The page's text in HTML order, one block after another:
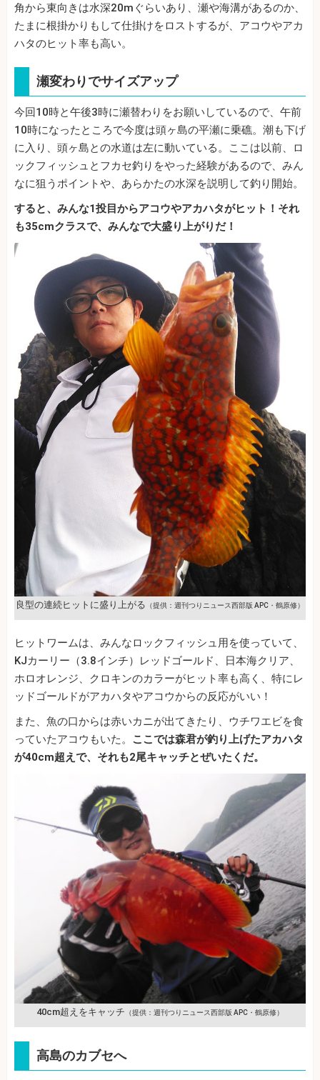
角から東向きは水深20mぐらいあり、瀬や海溝があるのか、
たまに根掛かりもして仕掛けをロストするが、アコウやアカ
ハタのヒット率も高い。
瀬変わりでサイズアップ
今回10時と午後3時に瀬替わりをお願いしているので、午前
10時になったところで今度は頭ヶ島の平瀬に乗礁。潮も下げ
に入り、頭ヶ島との水道は左に動いている。ここは以前、ロ
ックフィッシュとフカセ釣りをやった経験があるので、みん
なに狙うポイントや、あらかたの水深を説明して釣り開始。
すると、みんな1投目からアコウやアカハタがヒット！それ
も35cmクラスで、みんなで大盛り上がりだ！
良型の連続ヒットに盛り上がる （提供：週刊つりニュース西部版 APC・鶴原修）
ヒットワームは、みんなロックフィッシュ用を使っていて、
KJカーリー（3.8インチ）レッドゴールド、日本海クリア、
ホロオレンジ、クロキンのカラーがヒット率も高く、特にレ
ッドゴールドがアカハタやアコウからの反応がいい！
また、魚の口からは赤いカニが出てきたり、ウチワエビを食
っていたアコウもいた。 ここでは森君が釣り上げたアカハタ
が40cm超えで、それも2尾キャッチとぜいたくだ。
40cm超えをキャッチ （提供：週刊つりニュース西部版 APC・鶴原修）
高島のカブセへ